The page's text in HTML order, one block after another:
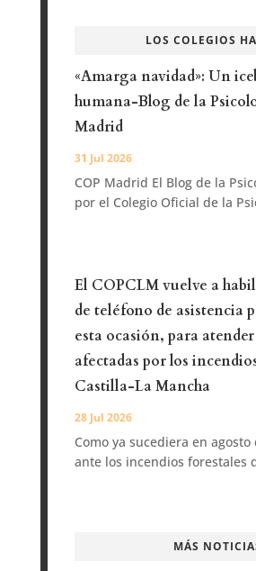
LOS COLEGIOS
«Amarga navidad»: Un
humana-Blog de la
Madrid
31 Jul 2026
COP Madrid El Blog de la
por el Colegio Oficial de la
El COPCLM vuelve a
de teléfono de asistencia
esta ocasión, para
afectadas por los
Castilla-La Mancha
28 Jul 2026
Como ya sucediera en
ante los incendios forestales
MÁS